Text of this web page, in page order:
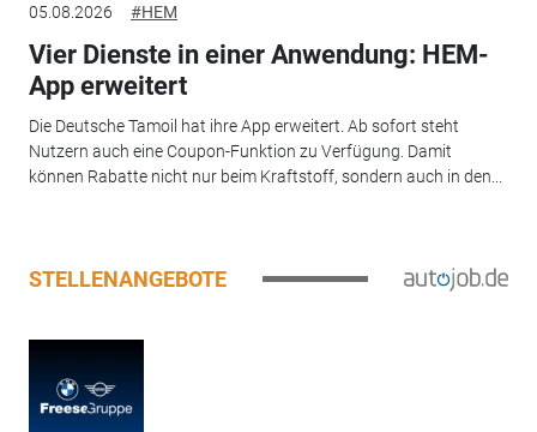
05.08.2026 #HEM
Vier Dienste in einer Anwendung: HEM-
App erweitert
Die Deutsche Tamoil hat ihre App erweitert. Ab sofort steht
Nutzern auch eine Coupon-Funktion zu Verfügung. Damit
können Rabatte nicht nur beim Kraftstoff, sondern auch in den...
STELLENANGEBOTE